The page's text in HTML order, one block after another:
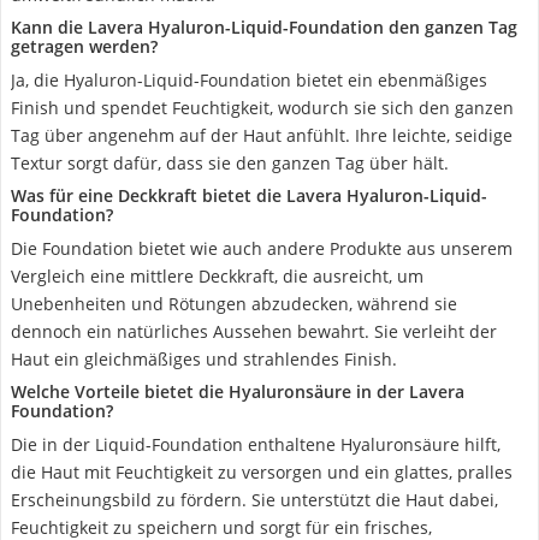
Kann die Lavera Hyaluron-Liquid-Foundation den ganzen Tag
getragen werden?
Ja, die Hyaluron-Liquid-Foundation bietet ein ebenmäßiges
Finish und spendet Feuchtigkeit, wodurch sie sich den ganzen
Tag über angenehm auf der Haut anfühlt. Ihre leichte, seidige
Textur sorgt dafür, dass sie den ganzen Tag über hält.
Was für eine Deckkraft bietet die Lavera Hyaluron-Liquid-
Foundation?
Die Foundation bietet wie auch andere Produkte aus unserem
Vergleich eine mittlere Deckkraft, die ausreicht, um
Unebenheiten und Rötungen abzudecken, während sie
dennoch ein natürliches Aussehen bewahrt. Sie verleiht der
Haut ein gleichmäßiges und strahlendes Finish.
Welche Vorteile bietet die Hyaluronsäure in der Lavera
Foundation?
Die in der Liquid-Foundation enthaltene Hyaluronsäure hilft,
die Haut mit Feuchtigkeit zu versorgen und ein glattes, pralles
Erscheinungsbild zu fördern. Sie unterstützt die Haut dabei,
Feuchtigkeit zu speichern und sorgt für ein frisches,